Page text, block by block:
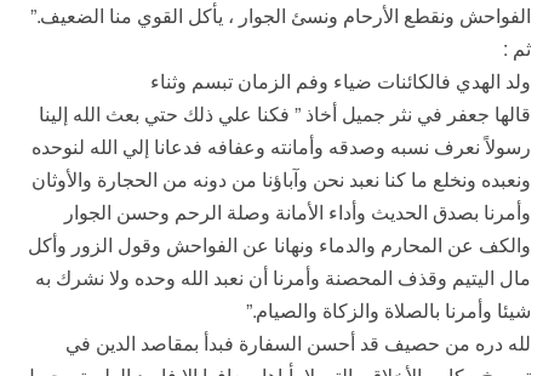
الفواحش ونقطع الأرحام ونسئ الجوار ، يأكل القوي منا الضعيف.”
ثم :
ولد الهدي فالكائنات ضياء وفم الزمان تبسم وثناء
قالها جعفر في نثر جميل أخاذ ” فكنا علي ذلك حتي بعث الله إلينا
رسولاً نعرف نسبه وصدقه وأمانته وعفافه فدعانا إلي الله لنوحده
ونعبده ونخلع ما كنا نعبد نحن وآباؤنا من دونه من الحجارة والأوثان
وأمرنا بصدق الحديث وأداء الأمانة وصلة الرحم وحسن الجوار
والكف عن المحارم والدماء ونهانا عن الفواحش وقول الزور وأكل
مال اليتيم وقذف المحصنة وأمرنا أن نعبد الله وحده ولا نشرك به
شيئا وأمرنا بالصلاة والزكاة والصيام.”
لله دره من حصيف قد أحسن السفارة فبدأ بمقاصد الدين في